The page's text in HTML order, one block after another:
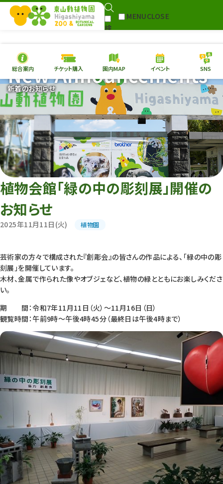
検
MENUCLOSE
本日の開園情報 チケ
園内MAP イベント
総合案内
動物園 植物園
再生プラン
東山動植物園
への支援
環境教育
総合案内 チケット購入 園内MAP イベント SNS
新着のお知らせ
New Announcements
植物会館「緑の中の彫刻展」開催の
お知らせ
2025年11月11日(火) 植物園
芸術家の方々で構成された『創彫会』の皆さんの作品による、「緑の中の彫
刻展」を開催しています。
木材、金属で作られた像やオブジェなど、植物の緑とともにお楽しみくださ
い。
期 間：令和7年11月11日（火）～11月16日（日）
観覧時間：午前9時～午後4時45分（最終日は午後4時まで）